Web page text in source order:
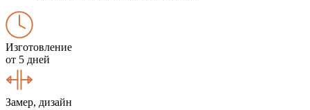
Изготовление
от 5 дней
Замер, дизайн